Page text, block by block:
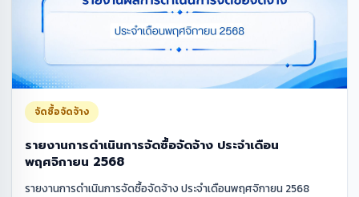
จัดซื้อจัดจ้าง
รายงานการดำเนินการจัดซื้อจัดจ้าง ประจำเดือน
พฤศจิกายน 2568
รายงานการดำเนินการจัดซื้อจัดจ้าง ประจำเดือนพฤศจิกายน 2568